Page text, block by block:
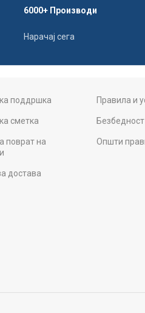
6000+ Производи
Нарачај сега
поддршка
сметка
поврат на
достава
Правила и
Општи